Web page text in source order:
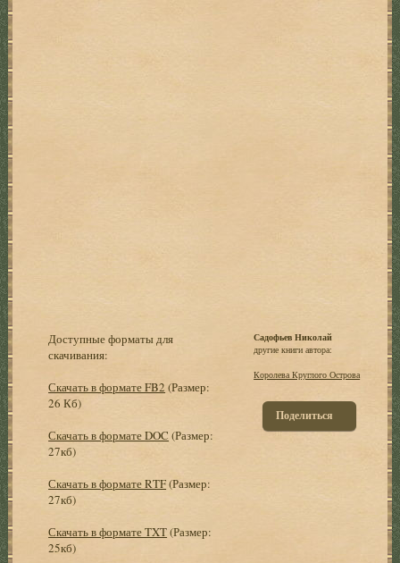
Доступные форматы для
скачивания:
Скачать в формате FB2 (Размер:
26 Кб)
Скачать в формате DOC (Размер:
27кб)
Скачать в формате RTF(Размер:
27кб)
Скачать в формате TXT(Размер:
25кб)
Садофьев Николай
другие книги автора:
Королева Круглого Острова
Поделиться